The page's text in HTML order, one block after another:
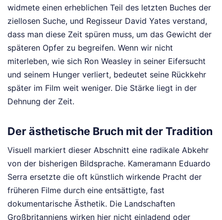
widmete einen erheblichen Teil des letzten Buches der
ziellosen Suche, und Regisseur David Yates verstand,
dass man diese Zeit spüren muss, um das Gewicht der
späteren Opfer zu begreifen. Wenn wir nicht
miterleben, wie sich Ron Weasley in seiner Eifersucht
und seinem Hunger verliert, bedeutet seine Rückkehr
später im Film weit weniger. Die Stärke liegt in der
Dehnung der Zeit.
Der ästhetische Bruch mit der Tradition
Visuell markiert dieser Abschnitt eine radikale Abkehr
von der bisherigen Bildsprache. Kameramann Eduardo
Serra ersetzte die oft künstlich wirkende Pracht der
früheren Filme durch eine entsättigte, fast
dokumentarische Ästhetik. Die Landschaften
Großbritanniens wirken hier nicht einladend oder